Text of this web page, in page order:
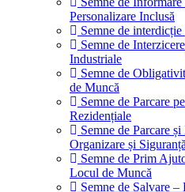
Personalizare Inclusă
Semne de
Semne de
Industriale
Semne de
de Muncă
Semne de Parcare
Rezidențiale
Semne de Parcare
Organizare și
Semne de Prim
Locul de Muncă
Semne de Salvare